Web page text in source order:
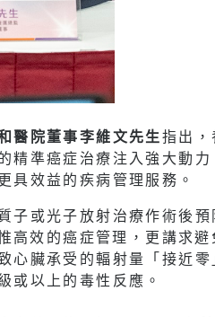
醫院董事李維文先生 指出，
精準癌症治療注入強大動
具效益的疾病管理服務。
子或光子放射治療作術後
高效的癌症管理，更講求
心臟承受的輻射量「接近
或以上的毒性反應。